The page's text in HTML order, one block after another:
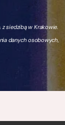
siedzibą w Krakowie.
danych osobowych,